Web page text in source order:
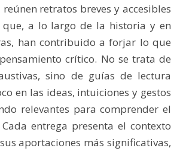
reúnen retratos breves y accesibles
que, a lo largo de la historia y en
han contribuido a forjar lo que
crítico. No se trata de
sino de guías de lectura
en las ideas, intuiciones y gestos
relevantes para comprender el
entrega presenta el contexto
aportaciones más significativas,